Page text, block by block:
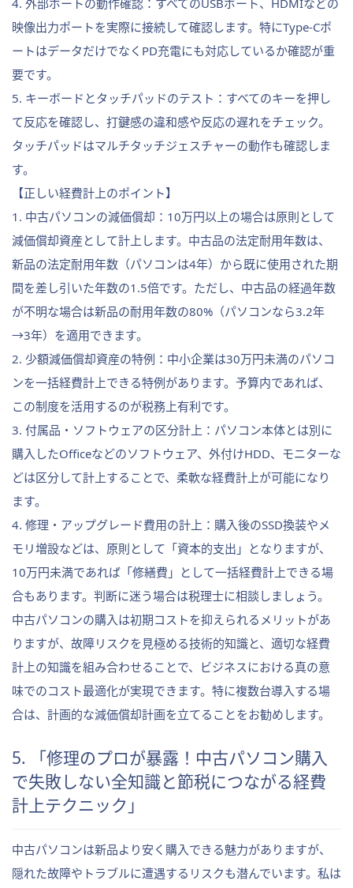
4. 外部ポートの動作確認：すべてのUSBポート、HDMIなどの
映像出力ポートを実際に接続して確認します。特にType-Cポ
ートはデータだけでなくPD充電にも対応しているか確認が重
要です。
5. キーボードとタッチパッドのテスト：すべてのキーを押し
て反応を確認し、打鍵感の違和感や反応の遅れをチェック。
タッチパッドはマルチタッチジェスチャーの動作も確認しま
す。
【正しい経費計上のポイント】
1. 中古パソコンの減価償却：10万円以上の場合は原則として
減価償却資産として計上します。中古品の法定耐用年数は、
新品の法定耐用年数（パソコンは4年）から既に使用された期
間を差し引いた年数の1.5倍です。ただし、中古品の経過年数
が不明な場合は新品の耐用年数の80%（パソコンなら3.2年
→3年）を適用できます。
2. 少額減価償却資産の特例：中小企業は30万円未満のパソコ
ンを一括経費計上できる特例があります。予算内であれば、
この制度を活用するのが税務上有利です。
3. 付属品・ソフトウェアの区分計上：パソコン本体とは別に
購入したOfficeなどのソフトウェア、外付けHDD、モニターな
どは区分して計上することで、柔軟な経費計上が可能になり
ます。
4. 修理・アップグレード費用の計上：購入後のSSD換装やメ
モリ増設などは、原則として「資本的支出」となりますが、
10万円未満であれば「修繕費」として一括経費計上できる場
合もあります。判断に迷う場合は税理士に相談しましょう。
中古パソコンの購入は初期コストを抑えられるメリットがあ
りますが、故障リスクを見極める技術的知識と、適切な経費
計上の知識を組み合わせることで、ビジネスにおける真の意
味でのコスト最適化が実現できます。特に複数台導入する場
合は、計画的な減価償却計画を立てることをお勧めします。
5. 「修理のプロが暴露！中古パソコン購入
で失敗しない全知識と節税につながる経費
計上テクニック」
中古パソコンは新品より安く購入できる魅力がありますが、
隠れた故障やトラブルに遭遇するリスクも潜んでいます。私は